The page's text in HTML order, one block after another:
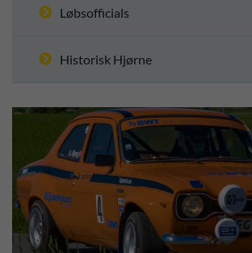
Løbsofficials
Historisk Hjørne